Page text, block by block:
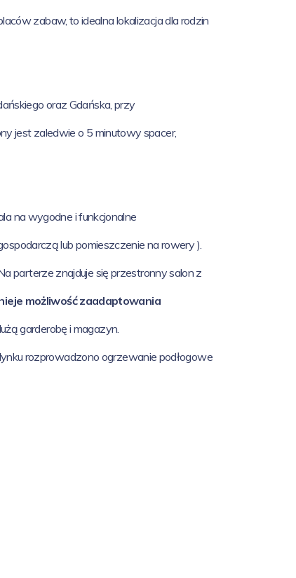
zabaw, to idealna lokalizacja dla rodzin
oraz Gdańska, przy
jest zaledwie o 5 minutowy spacer,
na wygodne i funkcjonalne
lub pomieszczenie na rowery ).
parterze znajduje się przestronny salon z
możliwość zaadaptowania
garderobę i magazyn.
rozprowadzono ogrzewanie podłogowe